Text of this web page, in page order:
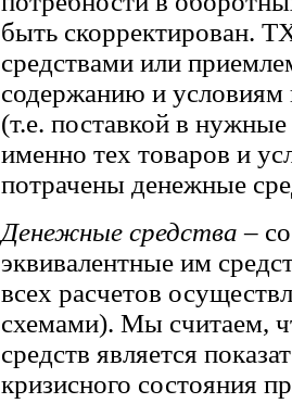
быть скорректирован.
средствами или
содержанию и условиям
(т.е. поставкой в
именно тех товаров и
потрачены денежные
Денежные средства–
эквивалентные им
всех расчетов
схемами). Мы считаем,
средств является
кризисного состояния